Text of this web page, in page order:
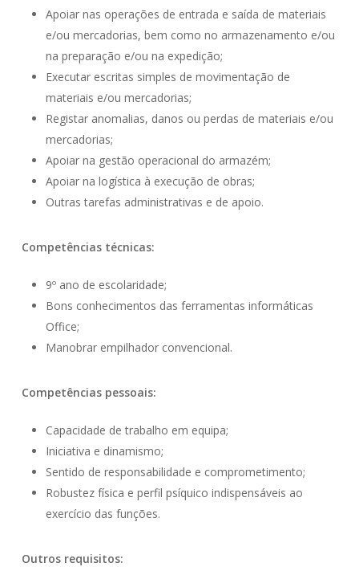
Apoiar nas operações de entrada e saída de materiais
e/ou mercadorias, bem como no armazenamento e/ou
na preparação e/ou na expedição;
Executar escritas simples de movimentação de
materiais e/ou mercadorias;
Registar anomalias, danos ou perdas de materiais e/ou
mercadorias;
Apoiar na gestão operacional do armazém;
Apoiar na logística à execução de obras;
Outras tarefas administrativas e de apoio.
Competências técnicas:
9º ano de escolaridade;
Bons conhecimentos das ferramentas informáticas
Office;
Manobrar empilhador convencional.
Competências pessoais:
Capacidade de trabalho em equipa;
Iniciativa e dinamismo;
Sentido de responsabilidade e comprometimento;
Robustez física e perfil psíquico indispensáveis ao
exercício das funções.
Outros requisitos: